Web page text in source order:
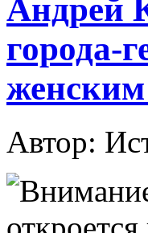
Андрей
города-
Автор: